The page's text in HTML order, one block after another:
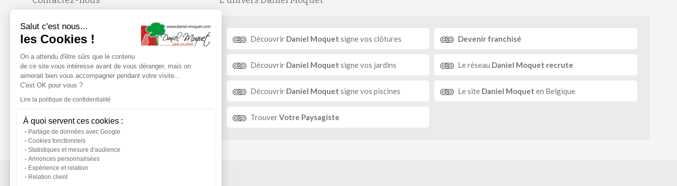
Du lundi au vendredi, de 9H à 19H
Suivez-nous
ESPACEPRESSE
Découvrir Daniel Moquet signe vos jardins Le réseauDaniel Moquet recrute
Découvrir Daniel Moquet signe vos piscines Le siteDaniel Moqueten Belgique
Trouver Votre Paysagiste
Salut c'est nous...
les Cookies !
On a attendu d'être sûrs que le contenu
de ce site vous intéresse avant de vous déranger, mais on
aimerait bien vous accompagner pendant votre visite...
C'est OK pour vous ?
Lire la politique de confidentialité
À quoi servent ces cookies :
Partage de données avec Google
Cookies fonctionnels
Statistiques et mesure d'audience
Annonces personnalisées
Expérience et relation
Relation client